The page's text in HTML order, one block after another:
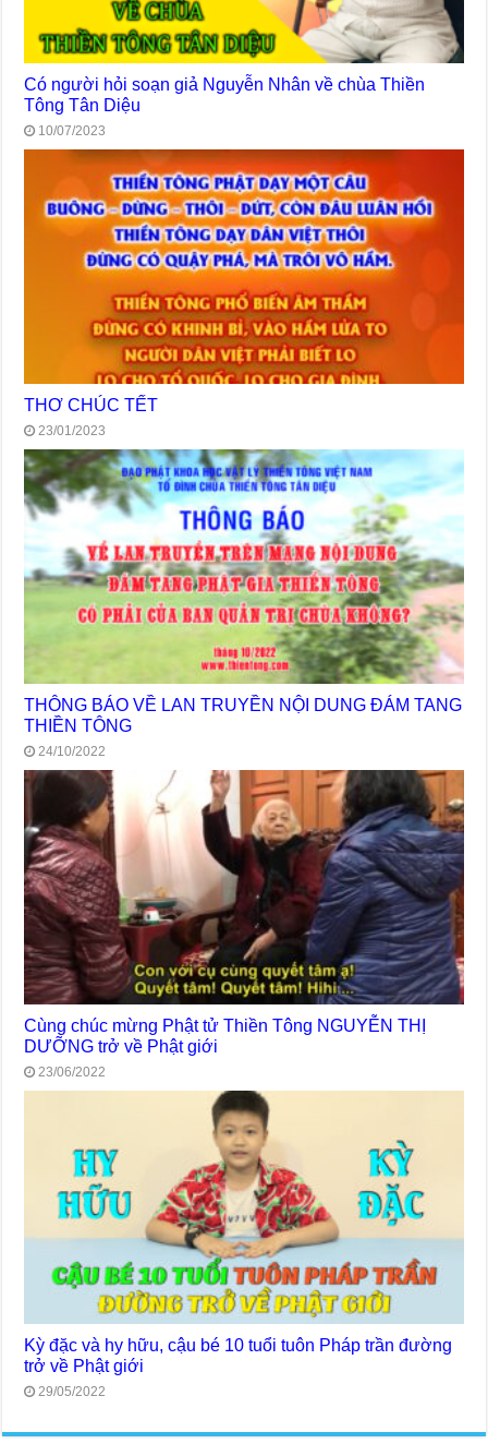
Có người hỏi soạn giả Nguyễn Nhân về chùa Thiền
Tông Tân Diệu
10/07/2023
THƠ CHÚC TẾT
23/01/2023
THÔNG BÁO VỀ LAN TRUYỀN NỘI DUNG ĐÁM TANG
THIỀN TÔNG
24/10/2022
Cùng chúc mừng Phật tử Thiền Tông NGUYỄN THỊ
DƯỠNG trở về Phật giới
23/06/2022
Kỳ đặc và hy hữu, cậu bé 10 tuổi tuôn Pháp trần đường
trở về Phật giới
29/05/2022